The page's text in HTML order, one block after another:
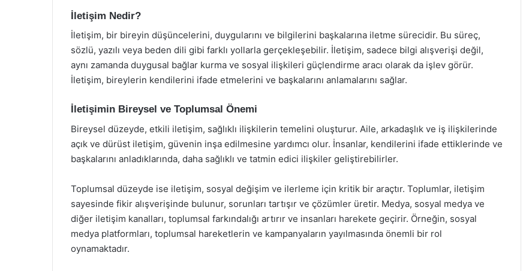
İletişim Nedir?
İletişim, bir bireyin düşüncelerini, duygularını ve bilgilerini başkalarına iletme sürecidir. Bu süreç,
sözlü, yazılı veya beden dili gibi farklı yollarla gerçekleşebilir. İletişim, sadece bilgi alışverişi değil,
aynı zamanda duygusal bağlar kurma ve sosyal ilişkileri güçlendirme aracı olarak da işlev görür.
İletişim, bireylerin kendilerini ifade etmelerini ve başkalarını anlamalarını sağlar.
İletişimin Bireysel ve Toplumsal Önemi
Bireysel düzeyde, etkili iletişim, sağlıklı ilişkilerin temelini oluşturur. Aile, arkadaşlık ve iş ilişkilerinde
açık ve dürüst iletişim, güvenin inşa edilmesine yardımcı olur. İnsanlar, kendilerini ifade ettiklerinde ve
başkalarını anladıklarında, daha sağlıklı ve tatmin edici ilişkiler geliştirebilirler.
Toplumsal düzeyde ise iletişim, sosyal değişim ve ilerleme için kritik bir araçtır. Toplumlar, iletişim
sayesinde fikir alışverişinde bulunur, sorunları tartışır ve çözümler üretir. Medya, sosyal medya ve
diğer iletişim kanalları, toplumsal farkındalığı artırır ve insanları harekete geçirir. Örneğin, sosyal
medya platformları, toplumsal hareketlerin ve kampanyaların yayılmasında önemli bir rol
oynamaktadır.